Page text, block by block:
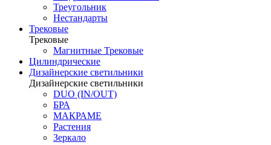
Треугольник
Нестандарты
Трековые
Трековые
Магнитные Трековые
Цилиндрические
Дизайнерские светильники
Дизайнерские светильники
DUO (IN/OUT)
БРА
МАКРАМЕ
Растения
Зеркало